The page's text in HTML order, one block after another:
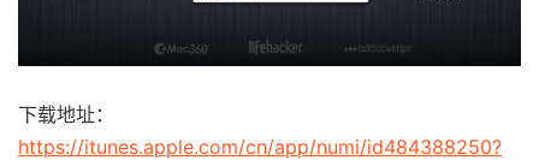
下载地址：
https://itunes.apple.com/cn/app/numi/id484388250?